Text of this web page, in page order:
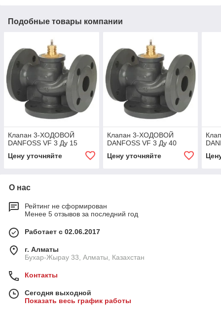
Подобные товары компании
Клапан 3-ХОДОВОЙ
DANFOSS VF 3 Ду 15
Цену уточняйте
Клапан 3-ХОДОВОЙ
DANFOSS VF 3 Ду 40
Цену уточняйте
О нас
Рейтинг не сформирован
Менее 5 отзывов за последний год
Работает с 02.06.2017
г. Алматы
Бухар-Жырау 33, Алматы, Казахстан
Контакты
Сегодня выходной
Показать весь график работы